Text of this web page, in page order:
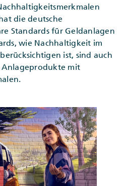
die deutsche
Standards für Geldanlagen
wie Nachhaltigkeit im
ist, sind auch
mit